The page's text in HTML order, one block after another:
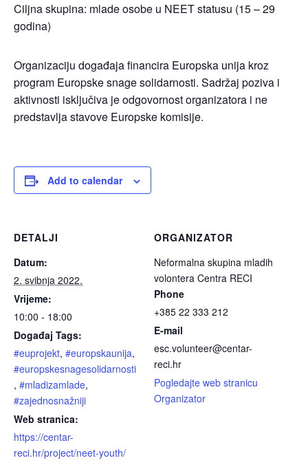
Ciljna skupina: mlade osobe u NEET statusu (15 – 29
godina)
Organizaciju događaja financira Europska unija kroz
program Europske snage solidarnosti. Sadržaj poziva i
aktivnosti isključiva je odgovornost organizatora i ne
predstavlja stavove Europske komisije.
Add to calendar
DETALJI
Datum:
2. svibnja 2022.
Vrijeme:
10:00 - 18:00
Događaj Tags:
#euprojekt, #europskaunija,
#europskesnagesolidarnosti
, #mladizamlade,
#zajednosnažniji
Web stranica:
https://centar-
reci.hr/project/neet-youth/
ORGANIZATOR
Neformalna skupina mladih
volontera Centra RECI
Phone
+385 22 333 212
E-mail
esc.volunteer@centar-
reci.hr
Pogledajte web stranicu
Organizator